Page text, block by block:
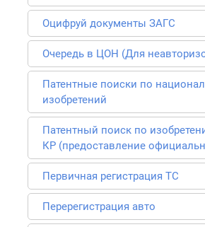
Оцифруй документы ЗАГС
Очередь в ЦОН (Для
Патентные поиски по
изобретений
Патентный поиск по
КР (предоставление
Первичная регистрация ТС
Перерегистрация авто